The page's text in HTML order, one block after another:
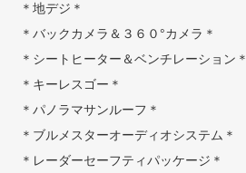
＊地デジ＊
＊バックカメラ＆３６０°カメラ＊
＊シートヒーター＆ベンチレーション＊
＊キーレスゴー＊
＊パノラマサンルーフ＊
＊ブルメスターオーディオシステム＊
＊レーダーセーフティパッケージ＊